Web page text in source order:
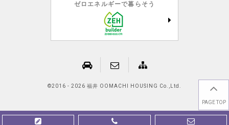
PAGE TOP
ゼロエネルギーで暮らそう
©2016 - 2026 福井 OOMACHI HOUSING Co.,Ltd.